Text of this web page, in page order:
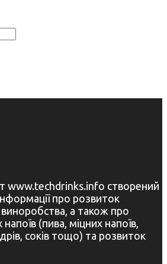
www.techdrinks.info створений
про розвиток
а також про
(пива, міцних напоїв,
соків тощо) та розвиток